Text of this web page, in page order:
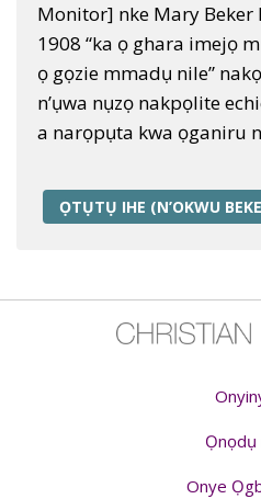
Monitor] nke Mary Beker
1908 “ka ọ ghara imejọ
ọ gọzie mmadụ nile”
n’ụwa nụzọ nakpọlite
a narọpụta kwa ọganiru
ỌTỤTỤ IHE (N’OKWU
Ọnọdụ
Onye